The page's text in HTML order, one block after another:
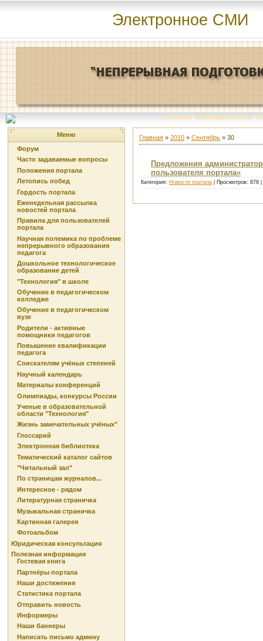
Электронное СМИ
Главная | Команда портала | О
Меню
Форум
Часто задаваемые вопросы
Положения портала
Летопись побед
Гордость портала
Еженедельная рассылка
новостей портала
Правила для пользователей
портала
Научная полемика по проблеме
непрерывного образования
педагога
Дошкольное технологическое
образование детей
"Технология" в школе
Обучение в педагогическом
колледже
Обучение в педагогическом
вузе
Родители - активные
помощники педагогов
Повышение квалификации
педагога
Соискателям учёных степеней
Научный календарь
Материалы конференций
Олимпиады, конкурсы России
Ученые в образовательной
области "Технология"
Жизнь замечательных учёных"
Глоссарий
Электронная библиотека
Тематический каталог сайтов
"Читальный зал"
По страницам журналов...
Интересное - рядом
Литературная страничка
Музыкальная страничка
Картинная галерея
Фотоальбом
Юридическая консультация
Полезная информация
Гостевая книга
Партнёры портала
Наши достижения
Статистика портала
Отправить новость
Информеры
Наши баннеры
Написать письмо админу
Главная » 2010 » Сентябрь » 30
Предложения
пользователя портала»
Категория: Новости портала | Просмотров: 878